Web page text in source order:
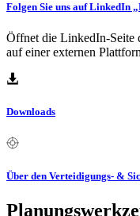
Folgen Sie uns auf LinkedIn
Öffnet die LinkedIn-Seite
auf einer externen
Downloads
Über den Verteidigungs- &